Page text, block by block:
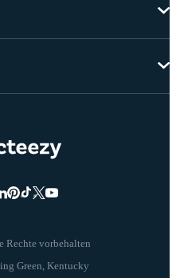
vorbehalten